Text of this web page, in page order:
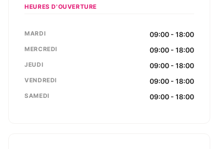
HEURES D'OUVERTURE
MARDI 09:00 - 18:00
MERCREDI 09:00 - 18:00
JEUDI 09:00 - 18:00
VENDREDI 09:00 - 18:00
SAMEDI 09:00 - 18:00